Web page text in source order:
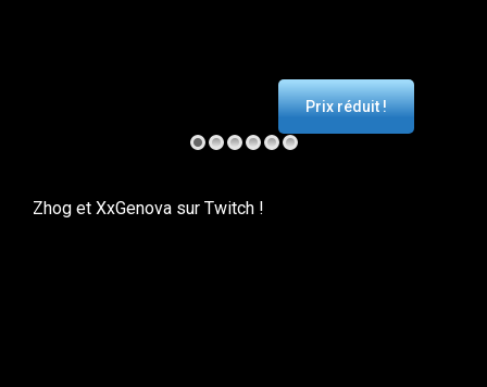
Prix réduit !
Zhog et XxGenova sur Twitch !